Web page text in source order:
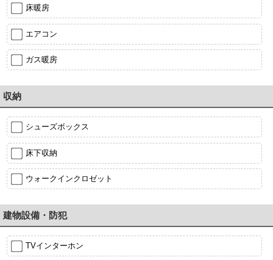
床暖房
エアコン
ガス暖房
収納
シューズボックス
床下収納
ウォークインクロゼット
建物設備・防犯
TVインターホン